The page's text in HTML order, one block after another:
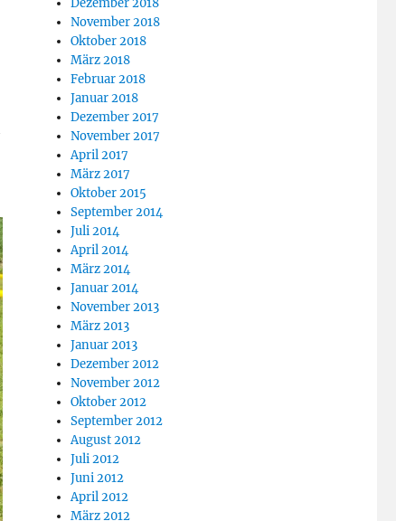
Dezember 2018
November 2018
Oktober 2018
März 2018
Februar 2018
Januar 2018
Dezember 2017
November 2017
April 2017
März 2017
Oktober 2015
September 2014
Juli 2014
April 2014
März 2014
Januar 2014
November 2013
März 2013
Januar 2013
Dezember 2012
November 2012
Oktober 2012
September 2012
August 2012
Juli 2012
Juni 2012
April 2012
März 2012